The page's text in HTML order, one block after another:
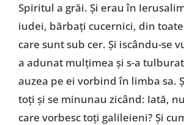
Spiritul a grăi. Și erau în
iudei, bărbați cucernici, din
care sunt sub cer. Și iscându-se
a adunat mulțimea și s-a
auzea pe ei vorbind în limba sa.
toți și se minunau zicând: Iată,
care vorbesc toți galileieni? Și